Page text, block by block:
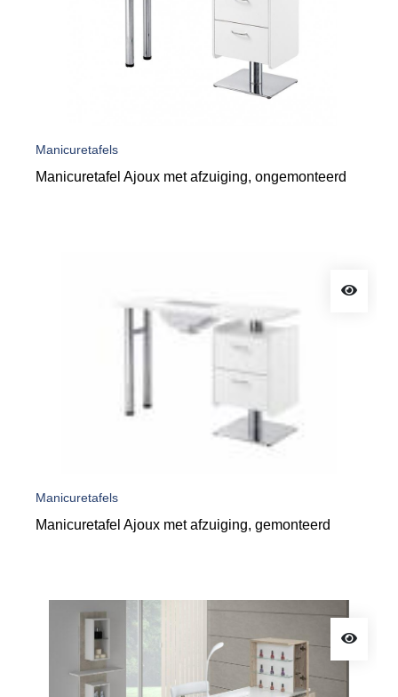
Manicuretafels
Manicuretafel Ajoux met afzuiging, ongemonteerd
Manicuretafels
Manicuretafel Ajoux met afzuiging, gemonteerd